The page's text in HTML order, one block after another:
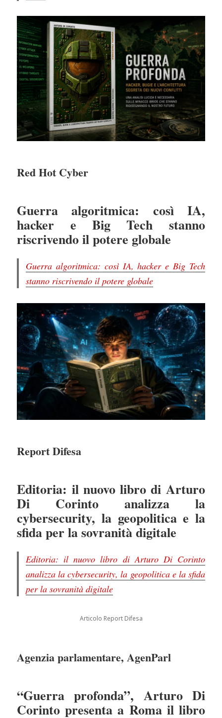
Red Hot Cyber
Guerra algoritmica: così IA,
hacker e Big Tech stanno
riscrivendo il potere globale
Guerra algoritmica: così IA, hacker e Big Tech
stanno riscrivendo il potere globale
Report Difesa
Editoria: il nuovo libro di Arturo
Di Corinto analizza la
cybersecurity, la geopolitica e la
sfida per la sovranità digitale
Editoria: il nuovo libro di Arturo Di Corinto
analizza la cybersecurity, la geopolitica e la sfida
per la sovranità digitale
Articolo Report Difesa
Agenzia parlamentare, AgenParl
“Guerra profonda”, Arturo Di
Corinto presenta a Roma il libro